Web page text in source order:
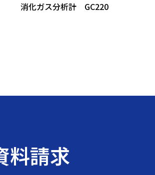
消化ガス分析計 GC220
料請求